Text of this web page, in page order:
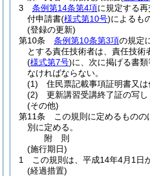
3
条例第14条第4項に規定する
付申請書(様式第10号)によるも
(登録の更新)
第10条
条例第10条第3項の規定
とする責任技術者は、責任技術
(様式第7号)に、次に掲げる書
なければならない。
(1)
住民票記載事項証明書又
(2)
更新講習受講終了証の写し
(その他)
第11条
この規則に定めるもの
別に定める。
附 則
(施行期日)
1
この規則は、平成14年4月1日
(経過措置)